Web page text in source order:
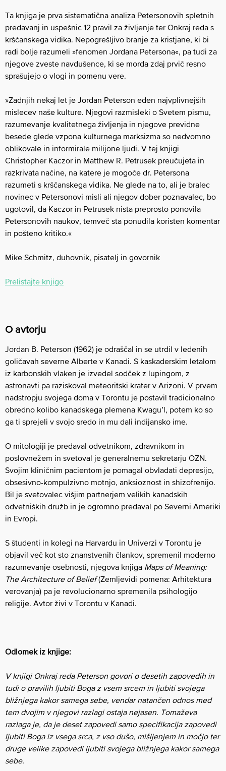
Ta knjiga je prva sistematična analiza Petersonovih spletnih
predavanj in uspešnic 12 pravil za življenje ter Onkraj reda s
krščanskega vidika. Nepogrešljivo branje za kristjane, ki bi
radi bolje razumeli »fenomen Jordana Petersona«, pa tudi za
njegove zveste navdušence, ki se morda zdaj prvič resno
sprašujejo o vlogi in pomenu vere.
»Zadnjih nekaj let je Jordan Peterson eden najvplivnejših
mislecev naše kulture. Njegovi razmisleki o Svetem pismu,
razumevanje kvalitetnega življenja in njegove previdne
besede glede vzpona kulturnega marksizma so nedvomno
oblikovale in informirale milijone ljudi. V tej knjigi
Christopher Kaczor in Matthew R. Petrusek preučujeta in
razkrivata načine, na katere je mogoče dr. Petersona
razumeti s krščanskega vidika. Ne glede na to, ali je bralec
novinec v Petersonovi misli ali njegov dober poznavalec, bo
ugotovil, da Kaczor in Petrusek nista preprosto ponovila
Petersonovih naukov, temveč sta ponudila koristen komentar
in pošteno kritiko.«
Mike Schmitz, duhovnik, pisatelj in govornik
Prelistajte knjigo
O avtorju
Jordan B. Peterson (1962) je odraščal in se utrdil v ledenih
goličavah severne Alberte v Kanadi. S kaskaderskim letalom
iz karbonskih vlaken je izvedel sodček z lupingom, z
astronavti pa raziskoval meteoritski krater v Arizoni. V prvem
nadstropju svojega doma v Torontu je postavil tradicionalno
obredno kolibo kanadskega plemena Kwagu’l, potem ko so
ga ti sprejeli v svojo sredo in mu dali indijansko ime.
O mitologiji je predaval odvetnikom, zdravnikom in
poslovnežem in svetoval je generalnemu sekretarju OZN.
Svojim kliničnim pacientom je pomagal obvladati depresijo,
obsesivno-kompulzivno motnjo, anksioznost in shizofrenijo.
Bil je svetovalec višjim partnerjem velikih kanadskih
odvetniških družb in je ogromno predaval po Severni Ameriki
in Evropi.
S študenti in kolegi na Harvardu in Univerzi v Torontu je
objavil več kot sto znanstvenih člankov, spremenil moderno
razumevanje osebnosti, njegova knjiga Maps of Meaning:
The Architecture of Belief(Zemljevidi pomena: Arhitektura
verovanja) pa je revolucionarno spremenila psihologijo
religije. Avtor živi v Torontu v Kanadi.
Odlomek iz knjige:
V knjigi Onkraj reda Peterson govori o desetih zapovedih in
tudi o pravilih ljubiti Boga z vsem srcem in ljubiti svojega
bližnjega kakor samega sebe, vendar natančen odnos med
tem dvojim v njegovi razlagi ostaja nejasen. Tomaževa
razlaga je, da je deset zapovedi samo specifikacija zapovedi
ljubiti Boga iz vsega srca, z vso dušo, mišljenjem in močjo ter
druge velike zapovedi ljubiti svojega bližnjega kakor samega
sebe.